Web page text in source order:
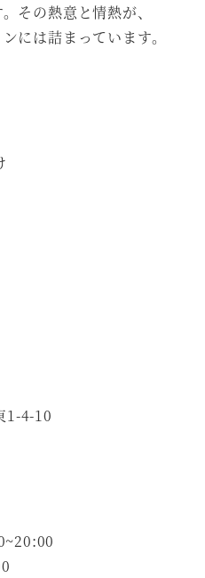
その熱意と情熱が、
には詰まっています。
1-4-10